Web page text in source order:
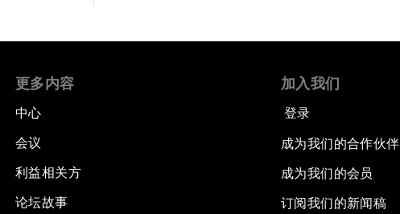
更多内容
中心
会议
利益相关方
论坛故事
加入我们
登录
成为我们的合作伙伴
成为我们的会员
订阅我们的新闻稿